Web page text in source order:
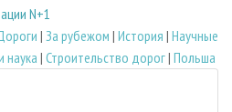
N+1
| За рубежом | История | Научные
наука | Строительство дорог| Польша